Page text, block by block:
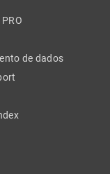
de dados